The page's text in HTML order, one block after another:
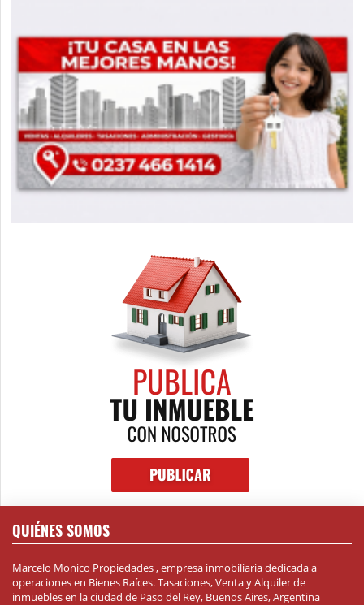
QUIÉNES SOMOS
Marcelo Monico Propiedades , empresa inmobiliaria dedicada a
operaciones en Bienes Raíces. Tasaciones, Venta y Alquiler de
inmuebles en la ciudad de Paso del Rey, Buenos Aires, Argentina